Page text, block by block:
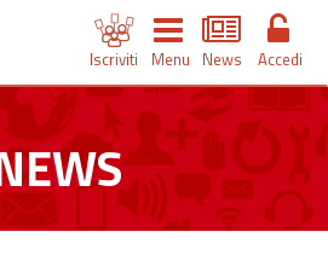
Iscriviti Menu News Accedi